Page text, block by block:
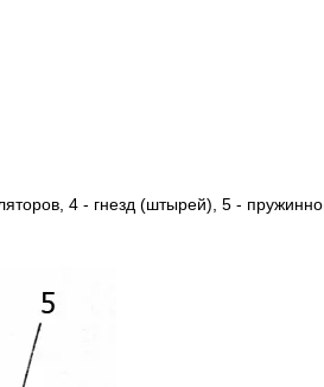
4 - гнезд (штырей), 5 -